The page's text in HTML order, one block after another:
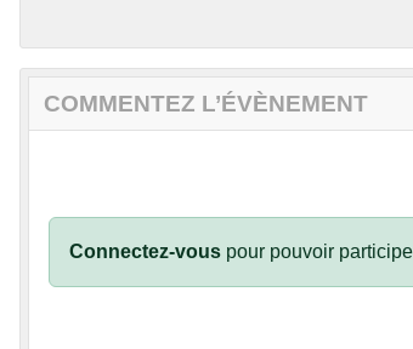
COMMENTEZ L’ÉVÈNEMENT
Connectez-vous pour pouvoir